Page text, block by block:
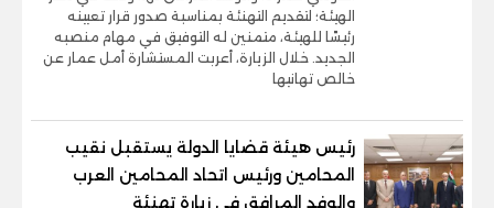
الهيئة؛ لتقديم التهنئة بمناسبة صدور قرار تعيينه
رئيسًا للهيئة، متمنين له التوفيق في مهام منصبه
الجديد. ​خلال الزيارة، أعربت المستشارة أمل عمار عن
خالص تهانيها
رئيس هيئة قضايا الدولة يستقبل نقيب
المحامين ورئيس اتحاد المحامين العرب
والوفد المرافق في زيارة تهنئة